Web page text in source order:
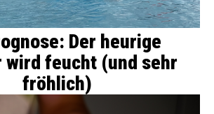
Der heurige
wird feucht (und sehr
fröhlich)